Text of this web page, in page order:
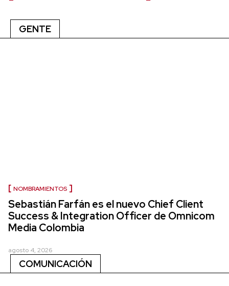
GENTE
NOMBRAMIENTOS
Sebastián Farfán es el nuevo Chief Client
Success & Integration Officer de Omnicom
Media Colombia
agosto 4, 2026
COMUNICACIÓN